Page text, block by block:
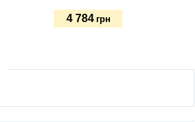
4 784 грн